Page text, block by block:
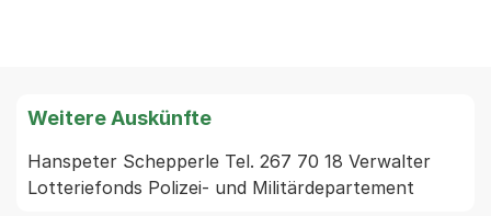
Weitere Auskünfte
Hanspeter Schepperle Tel. 267 70 18 Verwalter